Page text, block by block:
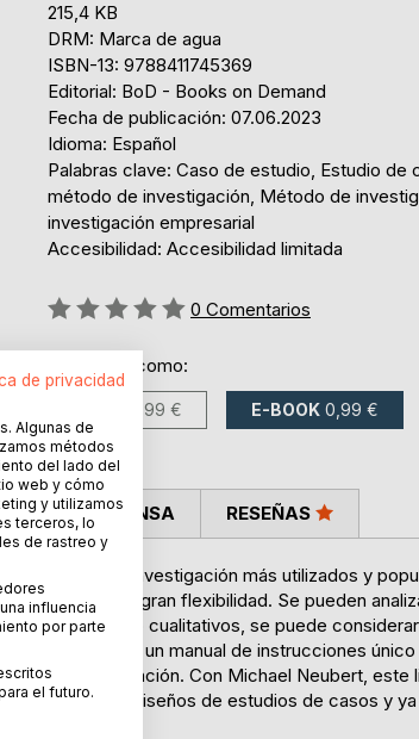
215,4 KB
DRM: Marca de agua
ISBN-13: 9788411745369
Editorial: BoD - Books on Demand
Fecha de publicación: 07.06.2023
Idioma: Español
Palabras clave: Caso de estudio, Estudio
método de investigación, Método de
investigación empresarial
Accesibilidad: Accesibilidad limitada
Rating:
0 Comentarios
disponible como:
8,99 € E-BOOK 0,99 €
métodos de investigación más utilizados y
razones es su gran flexibilidad. Se pueden
cuantitativos o cualitativos, se puede
proporciona un manual de instrucciones
de investigación. Con Michael Neubert, este
con diseños de estudios de casos y ya
EN LA PRENSA RESEÑAS
de privacidad
Algunas de
métodos
del lado del
web y cómo
y utilizamos
terceros, lo
de rastreo y
influencia
por parte
el futuro.